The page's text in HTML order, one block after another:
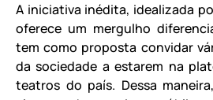
A iniciativa inédita, idealizada
oferece um mergulho
tem como proposta convidar
da sociedade a estarem na
teatros do país. Dessa